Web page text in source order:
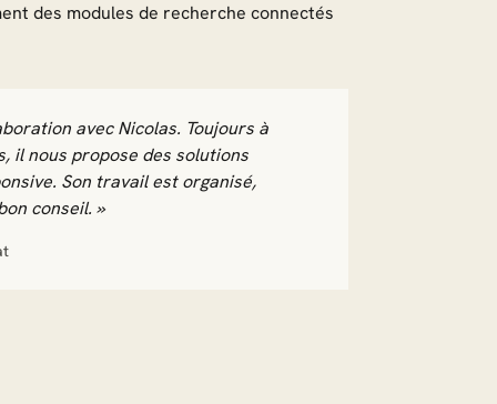
des modules de recherche connectés
avec Nicolas. Toujours à
il nous propose des solutions
Son travail est organisé,
conseil. »